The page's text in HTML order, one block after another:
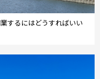
するにはどうすればいい